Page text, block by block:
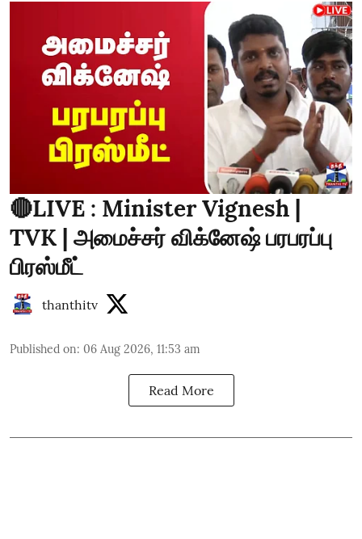
🔴LIVE : Minister Vignesh |
TVK | அமைச்சர் விக்னேஷ் பரபரப்பு
பிரஸ்மீட்
thanthitv
Published on: 06 Aug 2026, 11:53 am
Read More